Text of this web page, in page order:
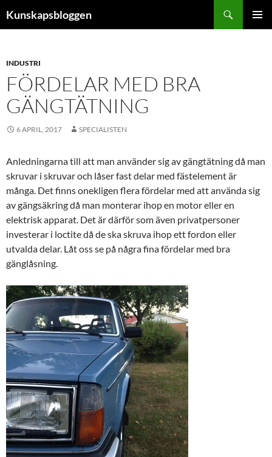
tillKunskapsbloggen
INDUSTRI
FÖRDELAR MED BRA
GÄNGTÄTNING
6 APRIL, 2017 SPECIALISTEN
Anledningarna till att man använder sig av gängtätning då man
skruvar i skruvar och låser fast delar med fästelement är
många. Det finns onekligen flera fördelar med att använda sig
av gängsäkring då man monterar ihop en motor eller en
elektrisk apparat. Det är därför som även privatpersoner
investerar i loctite då de ska skruva ihop ett fordon eller
utvalda delar. Låt oss se på några fina fördelar med bra
gänglåsning.